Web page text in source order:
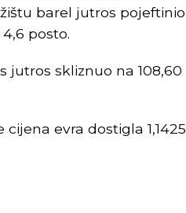
barel jutros pojeftinio
posto.
jutros skliznuo na 108,60
evra dostigla 1,1425